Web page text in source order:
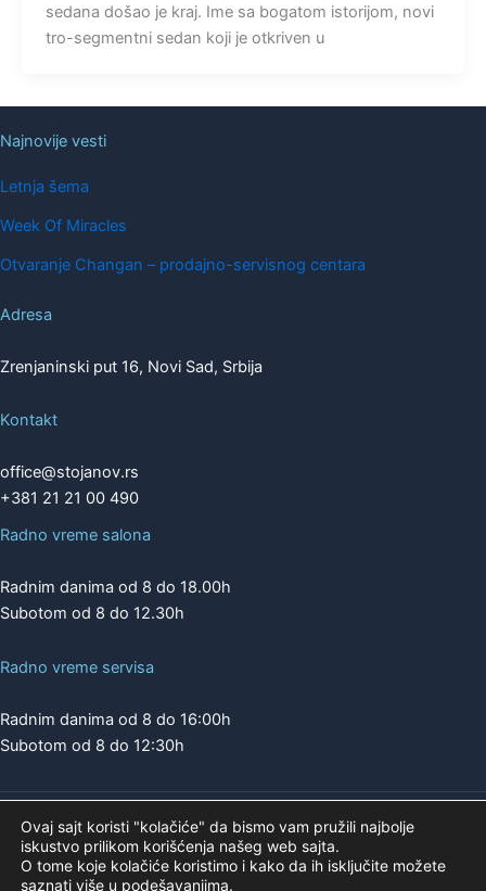
sedana došao je kraj. Ime sa bogatom istorijom, novi
tro-segmentni sedan koji je otkriven u
Najnovije vesti
Letnja šema
Week Of Miracles
Otvaranje Changan – prodajno-servisnog centara
Adresa
Zrenjaninski put 16, Novi Sad, Srbija
Kontakt
office@stojanov.rs
+381 21 21 00 490
Radno vreme salona
Radnim danima od 8 do 18.00h
Subotom od 8 do 12.30h
Radno vreme servisa
Radnim danima od 8 do 16:00h
Subotom od 8 do 12:30h
Copyright © 2026 | A.K. STOJANOV
Pogledajte našu ponudu na
Ovaj sajt koristi "kolačiće" da bismo vam pružili najbolje
iskustvo prilikom korišćenja našeg web sajta.
O tome koje kolačiće koristimo i kako da ih isključite možete
saznati više u podešavanjima.